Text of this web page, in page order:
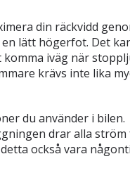
din räckvidd
lätt högerfot. Det
iväg när
krävs inte lika
du använder i bilen.
drar alla ström
också vara